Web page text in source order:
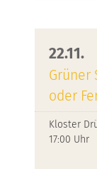
22.11.
Grüner
oder
Kloster
17:00 Uhr